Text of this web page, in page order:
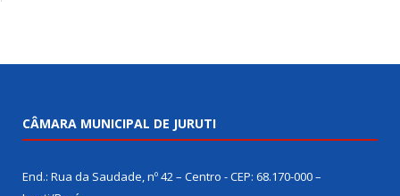
CÂMARA MUNICIPAL DE JURUTI
End.: Rua da Saudade, nº 42 – Centro - CEP: 68.170-000 –